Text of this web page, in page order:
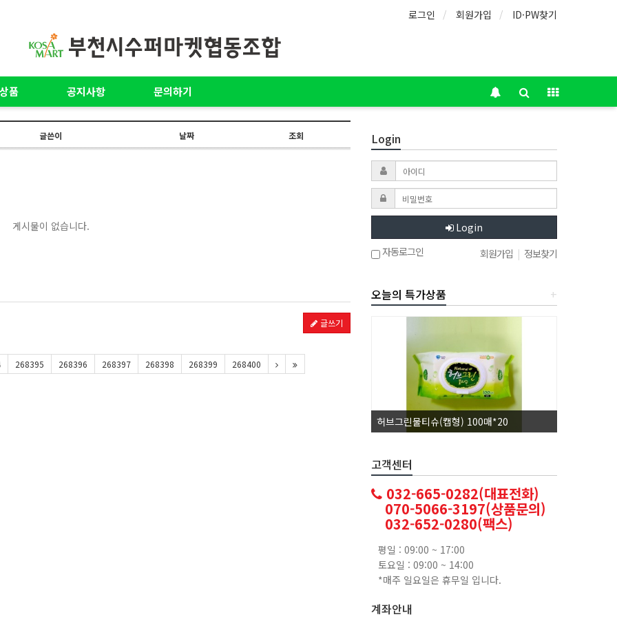
로그인 회원가입 ID·PW찾기
품 공지사항 문의하기
글쓴이 날짜 조회
게시물이 없습니다.
글쓰기
268395 268396 268397 268398 268399 268400
Login
Login
자동로그인
회원가입 | 정보찾기
+
오늘의 특가상품
허브그린물티슈(캡형) 100매*20
고객센터
032-665-0282(대표전화)
070-5066-3197(상품문의)
032-652-0280(팩스)
평일 : 09:00 ~ 17:00
토요일 : 09:00 ~ 14:00
*매주 일요일은 휴무일 입니다.
계좌안내